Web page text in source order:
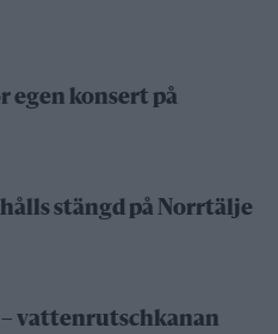
egen konsert på
stängd på Norrtälje
vattenrutschkanan